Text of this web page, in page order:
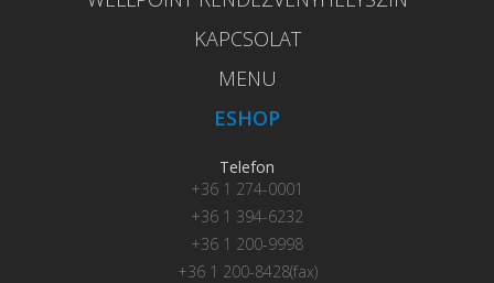
KAPCSOLAT
MENU
ESHOP
Telefon
+36 1 274-0001
+36 1 394-6232
+36 1 200-9998
+36 1 200-8428(fax)